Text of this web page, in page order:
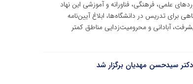
علمی، فرهنگی، فناورانه و آموزشی این نهاد
برای تدریس در دانشگاه‌ها، ابلاغ آیین‌نامه
آبادانی و محرومیت‌زدایی مناطق کمتر
سیدحسن مهدیان برگزار شد